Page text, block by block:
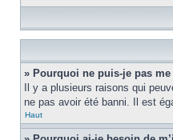
» Pourquoi ne puis-je pas me
Il y a plusieurs raisons qui
ne pas avoir été banni. Il est
Haut